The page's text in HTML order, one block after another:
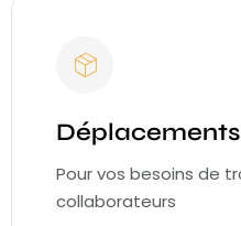
Pour vos besoins de
collaborateurs